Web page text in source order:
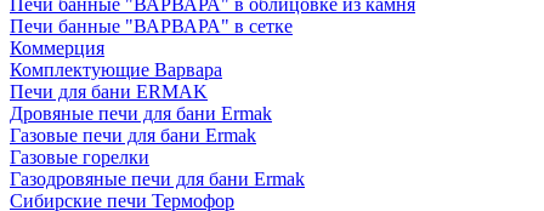
Печи банные "ВАРВАРА" в облицовке из камня
Печи банные "ВАРВАРА" в сетке
Коммерция
Комплектующие Варвара
Печи для бани ERMAK
Дровяные печи для бани Ermak
Газовые печи для бани Ermak
Газовые горелки
Газодровяные печи для бани Ermak
Сибирские печи Термофор